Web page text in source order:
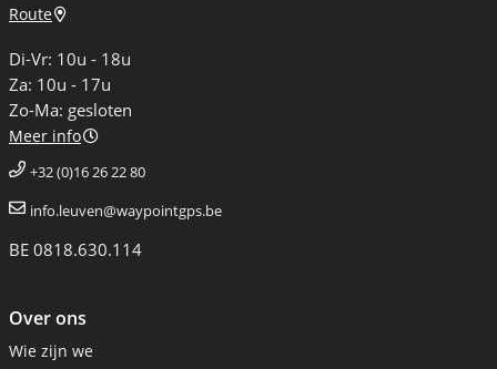
Route
Di-Vr: 10u - 18u
Za: 10u - 17u
Zo-Ma: gesloten
Meer info
+32 (0)16 26 22 80
info.leuven@waypointgps.be
BE 0818.630.114
Over ons
Wie zijn we